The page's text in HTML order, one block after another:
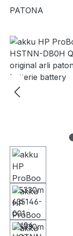
PATONA
Bildergalerie